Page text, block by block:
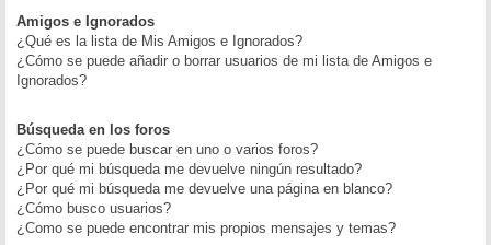
Amigos e Ignorados
¿Qué es la lista de Mis Amigos e Ignorados?
¿Cómo se puede añadir o borrar usuarios de mi lista de Amigos e
Ignorados?
Búsqueda en los foros
¿Cómo se puede buscar en uno o varios foros?
¿Por qué mi búsqueda me devuelve ningún resultado?
¿Por qué mi búsqueda me devuelve una página en blanco?
¿Cómo busco usuarios?
¿Como se puede encontrar mis propios mensajes y temas?